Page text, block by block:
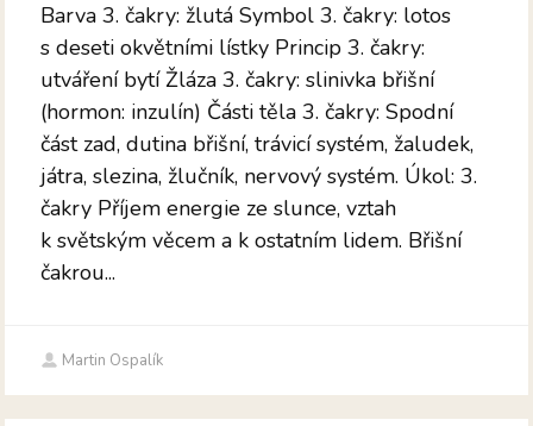
Barva 3. čakry: žlutá Symbol 3. čakry: lotos
s deseti okvětními lístky Princip 3. čakry:
utváření bytí Žláza 3. čakry: slinivka břišní
(hormon: inzulín) Části těla 3. čakry: Spodní
část zad, dutina břišní, trávicí systém, žaludek,
játra, slezina, žlučník, nervový systém. Úkol: 3.
čakry Příjem energie ze slunce, vztah
k světským věcem a k ostatním lidem. Břišní
čakrou...
Martin Ospalík